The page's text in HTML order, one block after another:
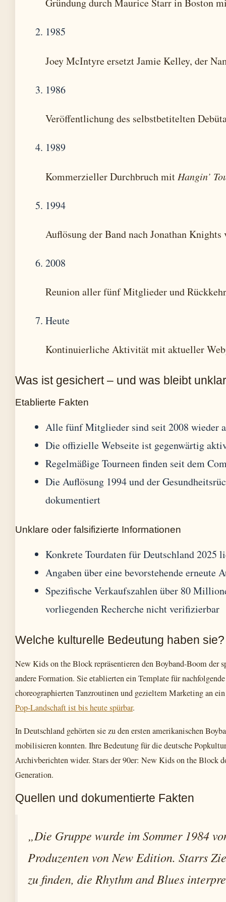
Gründung durch Maurice Starr in Boston
1985
Joey McIntyre ersetzt Jamie Kelley, der
1986
Veröffentlichung des selbstbetitelten
1989
Kommerzieller Durchbruch mitHangin’
1994
Auflösung der Band nach Jonathan
2008
Reunion aller fünf Mitglieder und
Heute
Kontinuierliche Aktivität mit aktueller
Was ist gesichert – und was bleibt
Etablierte Fakten
Alle fünf Mitglieder sind seit 2008 wieder
Die offizielle Webseite ist gegenwärtig
Regelmäßige Tourneen finden seit dem
Die Auflösung 1994 und der
dokumentiert
Unklare oder falsifizierte Informationen
Konkrete Tourdaten für Deutschland 2025
Angaben über eine bevorstehende erneute
Spezifische Verkaufszahlen über 80
vorliegenden Recherche nicht verifizierbar
Welche kulturelle Bedeutung haben sie?
New Kids on the Block repräsentieren den Boyband-Boom der
andere Formation. Sie etablierten ein Template für
choreographierten Tanzroutinen und gezieltem Marketing an
Pop-Landschaft ist bis heute spürbar.
In Deutschland gehörten sie zu den ersten amerikanischen
mobilisieren konnten. Ihre Bedeutung für die deutsche
Archivberichten wider. Stars der 90er: New Kids on the Block
Generation.
Quellen und dokumentierte Fakten
„Die Gruppe wurde im Sommer 1984
Produzenten von New Edition. Starrs
zu finden, die Rhythm and Blues